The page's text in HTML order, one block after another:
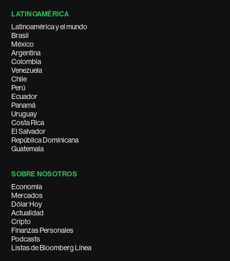
LATINOAMÉRICA
Latinoamérica y el mundo
Brasil
México
Argentina
Colombia
Venezuela
Chile
Perú
Ecuador
Panamá
Uruguay
Costa Rica
El Salvador
República Dominicana
Guatemala
SOBRE NOSOTROS
Economía
Mercados
Dólar Hoy
Actualidad
Cripto
Finanzas Personales
Podcasts
Listas de Bloomberg Línea